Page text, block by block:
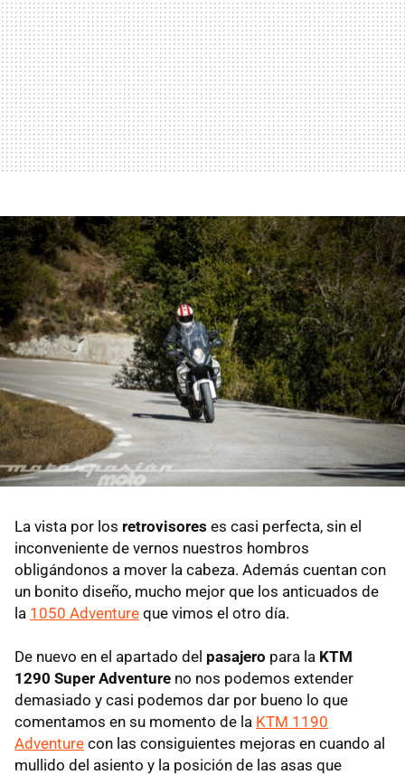
La vista por los retrovisores es casi perfecta, sin el
inconveniente de vernos nuestros hombros
obligándonos a mover la cabeza. Además cuentan con
un bonito diseño, mucho mejor que los anticuados de
la 1050 Adventure que vimos el otro día.
De nuevo en el apartado del pasajero para la KTM
1290 Super Adventure no nos podemos extender
demasiado y casi podemos dar por bueno lo que
comentamos en su momento de la KTM 1190
Adventure con las consiguientes mejoras en cuando al
mullido del asiento y la posición de las asas que